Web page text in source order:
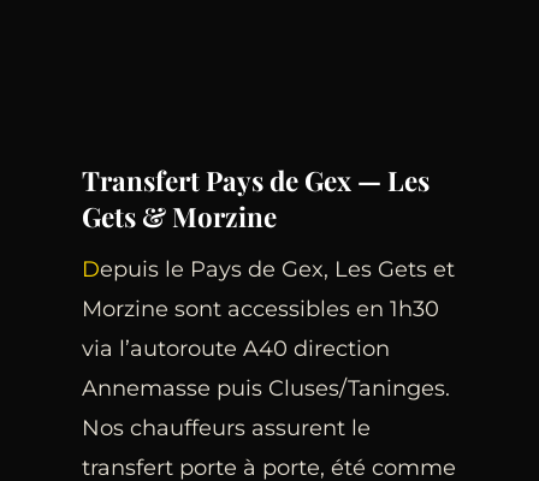
Transfert Pays de Gex — Les
Gets & Morzine
Depuis le Pays de Gex, Les Gets et
Morzine sont accessibles en 1h30
via l’autoroute A40 direction
Annemasse puis Cluses/Taninges.
Nos chauffeurs assurent le
transfert porte à porte, été comme